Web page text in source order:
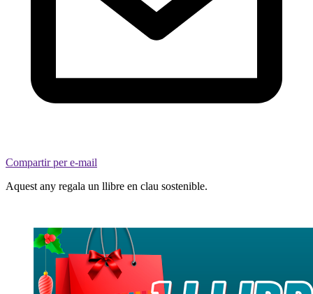
Compartir per e-mail
Aquest any regala un llibre en clau sostenible.